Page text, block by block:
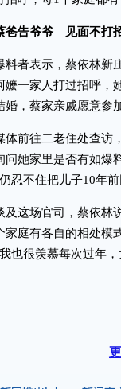
爸告爷爷 见面不打
表示，蔡依林新庄
嬷一家人打过招呼，
婚，蔡家亲戚愿意参
往二老住处查访，
问她家里是否有如爆
忍不住把儿子10年
场官司，蔡依林说
家庭有各自的相处模
也很羡慕每次过年